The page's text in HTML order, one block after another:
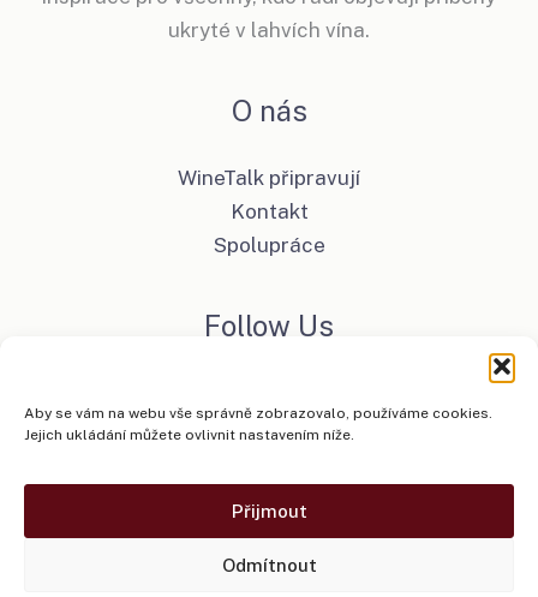
Aby se vám na webu vše správně zobrazovalo, používáme cookies.
Jejich ukládání můžete ovlivnit nastavením níže.
Přijmout
Odmítnout
ukryté v lahvích vína.
O nás
WineTalk připravují
Kontakt
Spolupráce
Follow Us
Instagram